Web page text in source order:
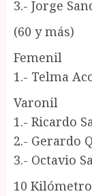
3.- Jorge
(60 y más)
Femenil
1.- Telma
Varonil
1.- Ricardo
2.- Gerardo
3.- Octavio
10